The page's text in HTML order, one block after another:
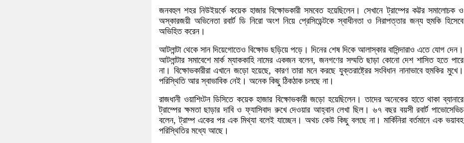
জনবহুল শহর নিউইয়র্কে কয়েক হাজার বিক্ষোভকারী সমবেত হয়েছিলেন। সেখানে ট্রাম্পের কট্টর সমালোচক ও
অস্কারজয়ী অভিনেতা রবার্ট ডি নিরো অংশ নিয়ে প্রেসিডেন্টকে স্বাধীনতা ও নিরাপত্তার জন্য হুমকি হিসেবে
অভিহিত করেন।
আটলান্টা থেকে সান দিয়েগোতেও বিক্ষোভ ছড়িয়ে পড়ে। দিনের শেষ দিকে আলাস্কার বাসিন্দারাও এতে যোগ দেন।
আটলান্টার সমাবেশে মার্ক ম্যাককাহি নামের একজন বলেন, জনগণের সম্মতি ছাড়া কোনো দেশ শাসিত হতে পারে
না। বিক্ষোভকারীরা এখানে জড়ো হয়েছে, কারণ তারা মনে করছে যুক্তরাষ্ট্রের সংবিধান নানাভাবে হুমকির মুখে।
পরিস্থিতি আর স্বাভাবিক নেই। অনেক কিছু ঠিকঠাক চলছে না।
রাজধানী ওয়াশিংটন ডিসিতে কয়েক হাজার বিক্ষোভকারী জড়ো হয়েছিলেন। তাদের অনেকের হাতে থাকা ব্যানারে
ট্রাম্পের ক্ষমতা ছাড়ার দাবি ও ফ্যাসিবাদ রুখে দেওয়ার আহ্বান লেখা ছিল। ৬৭ বছর বয়সী রবার্ট পাভোসেভিচ
বলেন, ট্রাম্প একের পর এক মিথ্যা বলেই যাচ্ছেন। অথচ কেউ কিছু বলছে না। মার্কিনিরা বর্তমানে এক ভয়াবহ
পরিস্থিতির মধ্যে আছে।